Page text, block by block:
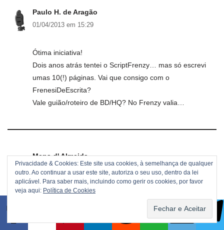
Paulo H. de Aragão
01/04/2013 em 15:29
Ótima iniciativa!
Dois anos atrás tentei o ScriptFrenzy… mas só escrevi
umas 10(!) páginas. Vai que consigo com o
FrenesiDeEscrita?
Vale guião/roteiro de BD/HQ? No Frenzy valia…
Mena d' Almeida
01/04/2013 em 15:46
Vou tentar.
Privacidade & Cookies: Este site usa cookies, à semelhança de qualquer
outro. Ao continuar a usar este site, autoriza o seu uso, dentro da lei
aplicável. Para saber mais, incluindo como gerir os cookies, por favor
veja aqui: Política de Cookies